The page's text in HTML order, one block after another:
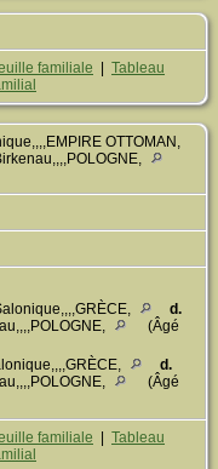
familiale
Tableau
OTTOMAN,
d.
(Âgé
d.
(Âgé
familiale
Tableau